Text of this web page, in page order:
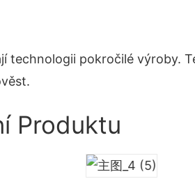
technologii pokročilé výroby.
Produktu